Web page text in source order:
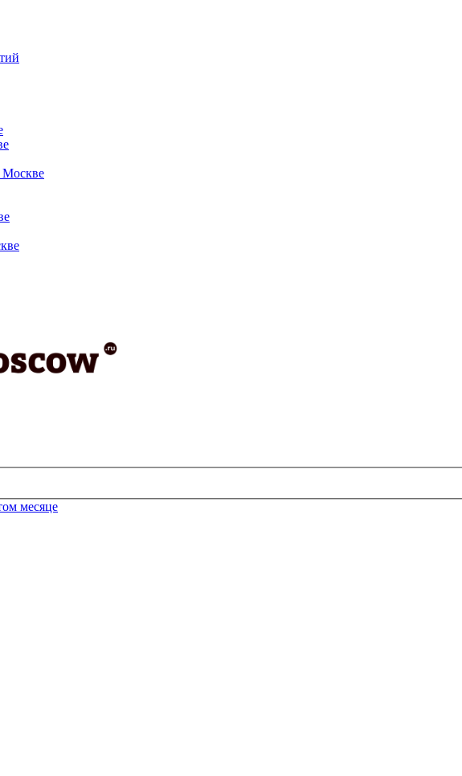
Москве
месяце